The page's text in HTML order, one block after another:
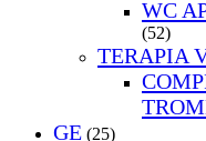
WC
(52)
TERAPIA
GE (25)